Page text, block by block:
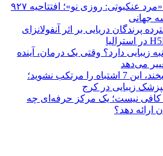
رکوردشکنی تاریخی «مرد عنکبوتی: روزی نو»؛ افتتاحیه ۹۲۷
جهانی
پرندگان دریایی بر اثر آنفولانزای
زیبایی دارد؟ وقتی یک درمان، آینده
می‌دهد
قبل از اصلاح طرح لبخند، این 7 اشتباه را مرتکب نشوید؛
زیبایی در کرج
نیست؛ یک مرکز حرفه‌ای چه
ارائه دهد؟